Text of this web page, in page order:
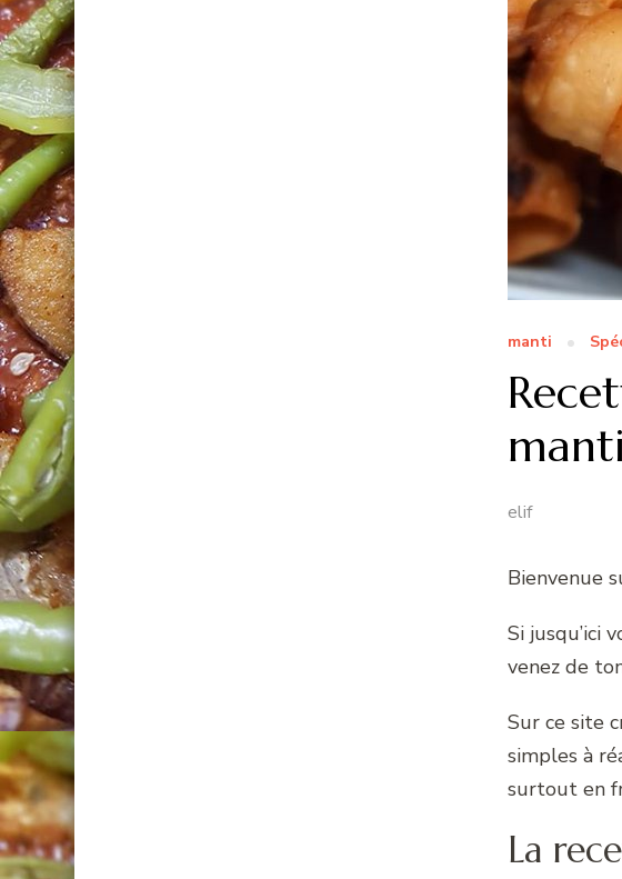
manti
elif
Bienvenue
Si jusqu’ici
venez de
Sur ce site
simples à
surtout en
La